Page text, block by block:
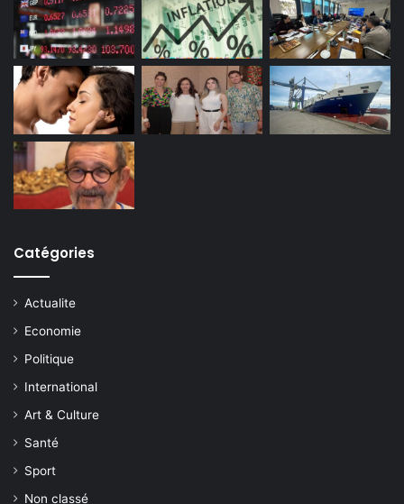
Catégories
Actualite
Economie
Politique
International
Art & Culture
Santé
Sport
Non classé